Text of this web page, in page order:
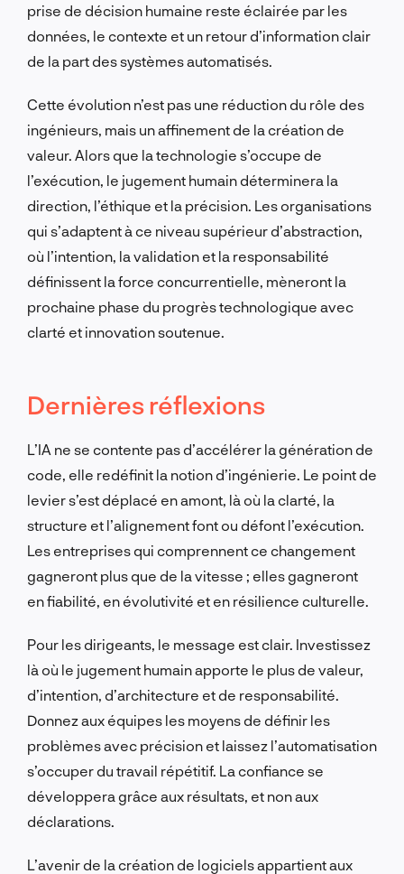
prise de décision humaine reste éclairée par les
données, le contexte et un retour d’information clair
de la part des systèmes automatisés.
Cette évolution n’est pas une réduction du rôle des
ingénieurs, mais un affinement de la création de
valeur. Alors que la technologie s’occupe de
l’exécution, le jugement humain déterminera la
direction, l’éthique et la précision. Les organisations
qui s’adaptent à ce niveau supérieur d’abstraction,
où l’intention, la validation et la responsabilité
définissent la force concurrentielle, mèneront la
prochaine phase du progrès technologique avec
clarté et innovation soutenue.
Dernières réflexions
L’IA ne se contente pas d’accélérer la génération de
code, elle redéfinit la notion d’ingénierie. Le point de
levier s’est déplacé en amont, là où la clarté, la
structure et l’alignement font ou défont l’exécution.
Les entreprises qui comprennent ce changement
gagneront plus que de la vitesse ; elles gagneront
en fiabilité, en évolutivité et en résilience culturelle.
Pour les dirigeants, le message est clair. Investissez
là où le jugement humain apporte le plus de valeur,
d’intention, d’architecture et de responsabilité.
Donnez aux équipes les moyens de définir les
problèmes avec précision et laissez l’automatisation
s’occuper du travail répétitif. La confiance se
développera grâce aux résultats, et non aux
déclarations.
L’avenir de la création de logiciels appartient aux